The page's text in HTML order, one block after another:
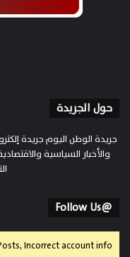
حول الجريدة
جريدة الوطن اليوم جريدة
والأخبار السياسية
@Follow Us
Incorrect account info.